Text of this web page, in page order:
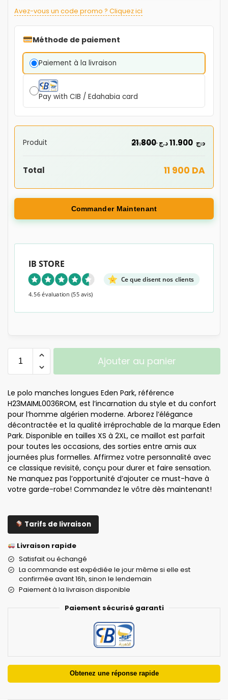
Avez-vous un code promo ? Cliquez ici
Méthode de paiement
Paiement à la livraison
Pay with CIB / Edahabia card
Produit 21.800 د.ج 11.900د.ج
Total 11 900 DA
Commander Maintenant
IB STORE
Ce que disent nos clients
4.56 évaluation (55 avis)
Ajouter au panier
Le polo manches longues Eden Park, référence
H23MAIML0036ROM, est l’incarnation du style et du confort
pour l’homme algérien moderne. Arborez l’élégance
décontractée et la qualité irréprochable de la marque Eden
Park. Disponible en tailles XS à 2XL, ce maillot est parfait
pour toutes les occasions, des sorties entre amis aux
journées plus formelles. Affirmez votre personnalité avec
ce classique revisité, conçu pour durer et faire sensation.
Ne manquez pas l’opportunité d’ajouter ce must-have à
votre garde-robe! Commandez le vôtre dès maintenant!
Tarifs de livraison
Livraison rapide
Satisfait ou échangé
La commande est expédiée le jour même si elle est
confirmée avant 16h, sinon le lendemain
Paiement à la livraison disponible
Paiement sécurisé garanti
Obtenez une réponse rapide